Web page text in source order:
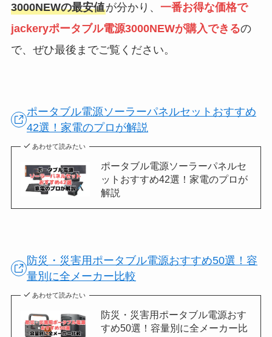
3000NEWの最安値が分かり、 一番お得な価格で
jackeryポータブル電源3000NEWが購入できるの
で、ぜひ最後までご覧ください。
ポータブル電源ソーラーパネルセットおすすめ
42選！家電のプロが解説
あわせて読みたい
ポータブル電源ソーラーパネルセ
ットおすすめ42選！家電のプロが
解説
防災・災害用ポータブル電源おすすめ50選！容
量別に全メーカー比較
あわせて読みたい
防災・災害用ポータブル電源おす
すめ50選！容量別に全メーカー比